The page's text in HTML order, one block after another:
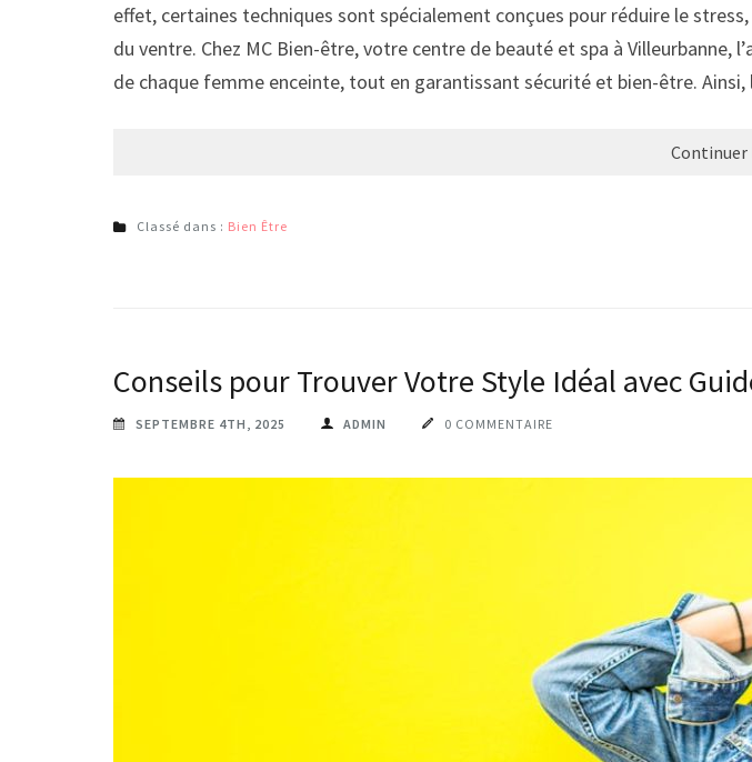
effet, certaines techniques sont spécialement conçues pour réduire le
du ventre. Chez MC Bien-être, votre centre de beauté et spa à
de chaque femme enceinte, tout en garantissant sécurité et bien-être.
Continuer
Classé dans : Bien Être
Conseils pour Trouver Votre Style Idéal avec
SEPTEMBRE 4TH, 2025 ADMIN 0 COMMENTAIRE